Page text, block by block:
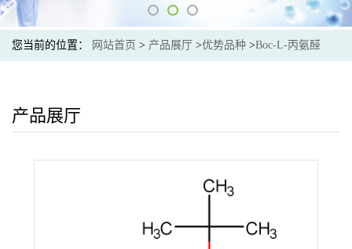
您当前的位置： 网站首页 > 产品展厅 >优势品种 >Boc-L-丙氨醛
产品展厅